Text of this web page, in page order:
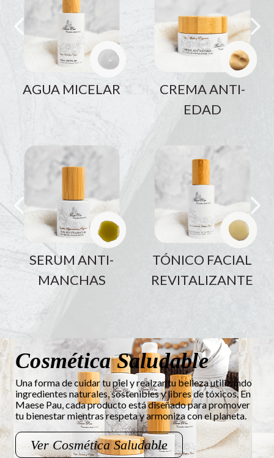
AGUA MICELAR
CREMA ANTI-
EDAD
SERUM ANTI-
MANCHAS
TÓNICO FACIAL
REVITALIZANTE
Cosmética Saludable
Una forma de cuidar tu piel y realzar tu belleza utilizando
ingredientes naturales, sostenibles y libres de tóxicos. En
Maese Pau, cada producto está diseñado para promover
tu bienestar mientras respeta y armoniza con el planeta.
Ver Cosmética Saludable